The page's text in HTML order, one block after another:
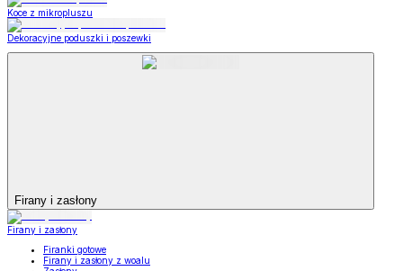
Koce z mikropluszu
Dekoracyjne poduszki i poszewki
Firany i zasłony
Firany i zasłony
Firanki gotowe
Firany i zasłony z woalu